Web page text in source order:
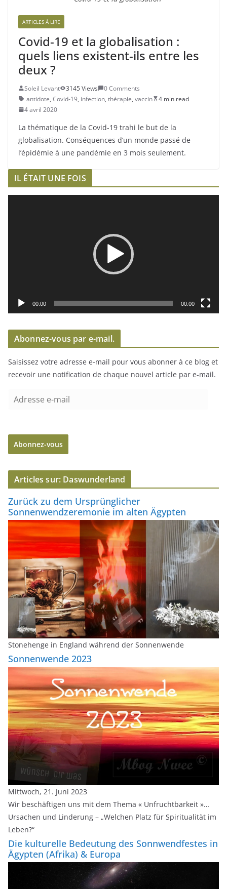
ARTICLES À LIRE
Covid-19 et la globalisation :
quels liens existent-ils entre les
deux ?
Soleil Levant 3145 Views
0 Comments
antidote, Covid-19, infection, thérapie, vaccin
4 min read
4 avril 2020
La thématique de la Covid-19 trahi le but de la
globalisation. Conséquences d’un monde passé de
l’épidémie à une pandémie en 3 mois seulement.
IL ÉTAIT UNE FOIS
d
é
00:00 00:00
Abonnez-vous par e-mail.
Saisissez votre adresse e-mail pour vous abonner à ce blog et
recevoir une notification de chaque nouvel article par e-mail.
e
e
-
m
a
Abonnez-vous
Articles sur: Daswunderland
Zurück zu dem Ursprünglicher
Sonnenwendzeremonie im alten Ägypten
Stonehenge in England während der Sonnenwende
Sonnenwende 2023
Mittwoch, 21. Juni 2023
Wir beschäftigen uns mit dem Thema « Unfruchtbarkeit »…
Ursachen und Linderung – „Welchen Platz für Spiritualität im
Leben?“
Die kulturelle Bedeutung des Sonnwendfestes in
Ägypten (Afrika) & Europa